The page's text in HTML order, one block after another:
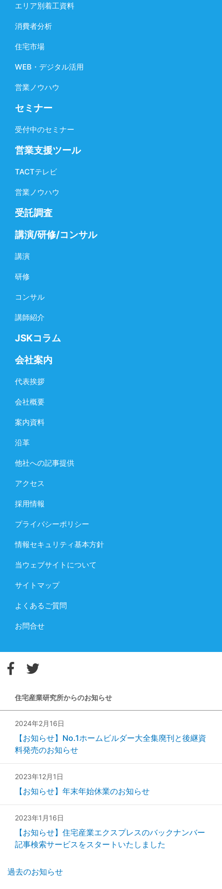
エリア別着工資料
消費者分析
住宅市場
WEB・デジタル活用
営業ノウハウ
セミナー
受付中のセミナー
営業支援ツール
TACTテレビ
営業ノウハウ
受託調査
講演/研修/コンサル
講演
研修
コンサル
講師紹介
JSKコラム
会社案内
代表挨拶
会社概要
案内資料
沿革
他社への記事提供
アクセス
採用情報
プライバシーポリシー
情報セキュリティ基本方針
当ウェブサイトについて
サイトマップ
よくあるご質問
お問合せ
住宅産業研究所からのお知らせ
2024年2月16日
【お知らせ】No.1ホームビルダー大全集廃刊と後継資
料発売のお知らせ
2023年12月1日
【お知らせ】年末年始休業のお知らせ
2023年1月16日
【お知らせ】住宅産業エクスプレスのバックナンバー
記事検索サービスをスタートいたしました
過去のお知らせ